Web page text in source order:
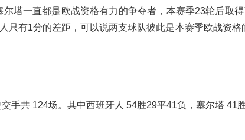
塔一直都是欧战资格有力的争夺者，本赛季23轮后取
只有1分的差距，可以说两支球队彼此是本赛季欧战资格
手共 124场。其中西班牙人 54胜29平41负，塞尔塔 41